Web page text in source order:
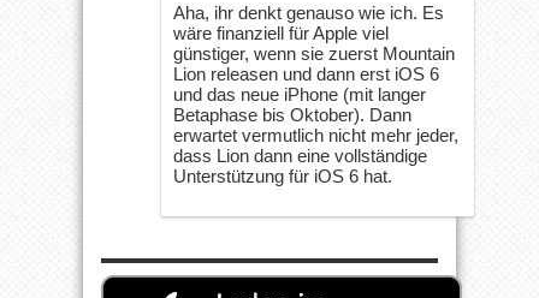
Aha, ihr denkt genauso wie ich. Es
wäre finanziell für Apple viel
günstiger, wenn sie zuerst Mountain
Lion releasen und dann erst iOS 6
und das neue iPhone (mit langer
Betaphase bis Oktober). Dann
erwartet vermutlich nicht mehr jeder,
dass Lion dann eine vollständige
Unterstützung für iOS 6 hat.